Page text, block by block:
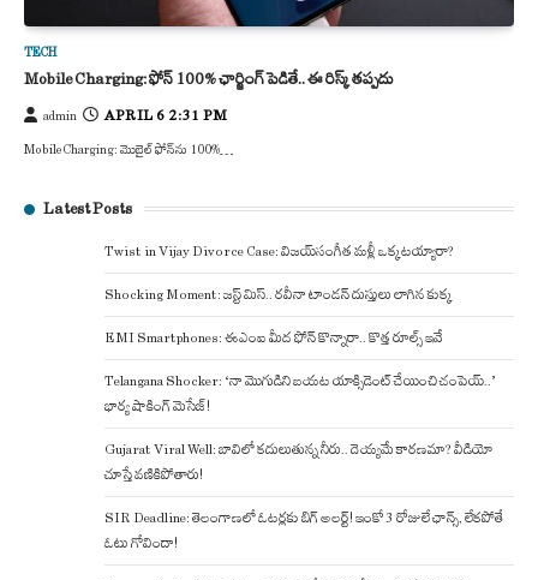
TECH
Mobile Charging: ఫోన్ 100% ఛార్జింగ్ పెడితే.. ఈ రిస్క్ తప్పదు
admin APRIL 6 2:31 PM
Mobile Charging: మొబైల్ ఫోన్‌ను 100%…
Latest Posts
Twist in Vijay Divorce Case: విజయ్-సంగీత మళ్లీ ఒక్కటయ్యారా?
Shocking Moment: జస్ట్ మిస్.. రవీనా టాండన్ దుస్తులు లాగిన కుక్క
EMI Smartphones: ఈఎంఐ మీద ఫోన్ కొన్నారా.. కొత్త రూల్స్ ఇవే
Telangana Shocker: ‘నా మొగుడిని బయట యాక్సిడెంట్ చేయించి చంపెయ్..’
భార్య షాకింగ్ మెసేజ్!
Gujarat Viral Well: బావిలో కదులుతున్న నీరు.. దెయ్యమే కారణమా? వీడియో
చూస్తే వణికిపోతారు!
SIR Deadline: తెలంగాణలో ఓటర్లకు బిగ్ అలర్ట్! ఇంకో 3 రోజులే ఛాన్స్, లేకపోతే
ఓటు గోవిందా!